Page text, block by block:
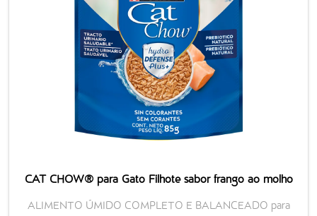
CAT CHOW® para Gato Filhote sabor frango ao molho
ALIMENTO ÚMIDO COMPLETO E BALANCEADO para